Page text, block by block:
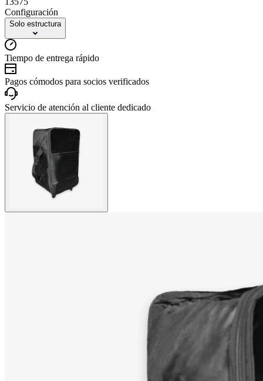
Configuración
Solo estructura
Tiempo de entrega rápido
Pagos cómodos para socios verificados
Servicio de atención al cliente dedicado